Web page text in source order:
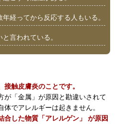
経ってから反応する人もいる。
言われている。
触皮膚炎のことです。
が「金属」が原因と勘違いされて
でアレルギーは起きません。
合した物質「アレルゲン」 が原因